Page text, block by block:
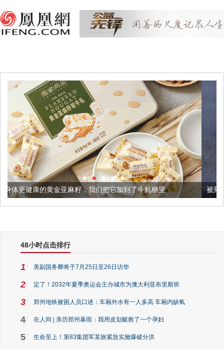
，我们把它加到了牛轧糖里 被列入佛家七宝的它到底有多
48小时点击排行
1 美副国务卿将于7月25日至26日访华
2 定了！2032年夏季奥运会主办城市为澳大利亚布里斯班
3 郑州地铁被困人员口述：车厢外水有一人多高 车厢内缺氧
4 在人间 | 亲历郑州暴雨：我用皮划艇救了一个孕妇
5 生命至上！第83集团军某旅紧急实施爆破分洪